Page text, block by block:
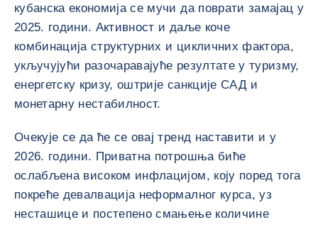
кубанска економија се мучи да поврати замајац у
2025. години. Активност и даље коче
комбинација структурних и цикличних фактора,
укључујући разочаравајуће резултате у туризму,
енергетску кризу, оштрије санкције САД и
монетарну нестабилност.
Очекује се да ће се овај тренд наставити и у
2026. години. Приватна потрошња биће
ослабљена високом инфлацијом, коју поред тога
покреће девалвација неформалног курса, уз
несташице и постепено смањење количине